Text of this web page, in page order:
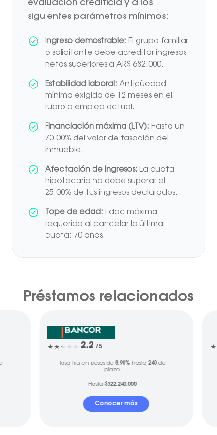
evaluación crediticia y a los
siguientes parámetros mínimos:
Ingreso demostrable: El grupo familiar
o solicitante debe acreditar ingresos
netos superiores a AR$ 682.000.
Estabilidad laboral: Antigüedad
mínima exigida de 12 meses en el
rubro o empleo actual.
Financiación máxima (LTV): Hasta un
70.00% del valor de tasación del
inmueble.
Afectación de ingresos: La cuota
hipotecaria no debe superar el
25.00% de tus ingresos declarados.
Tope de edad: Edad máxima
requerida al cancelar la última
cuota: 70 años.
Préstamos relacionados
2.2 /5
Tasa fija en pesos de 8,90% hasta 240de
plazo.
Hasta$322.240.000
Conocer más